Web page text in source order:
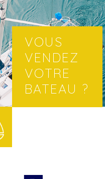
VOUS
VENDEZ
VOTRE
BATEAU ?